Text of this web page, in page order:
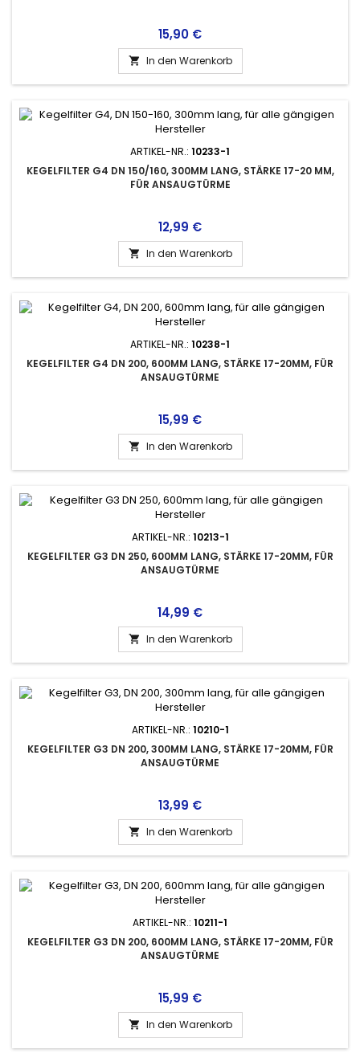
Preis
15,90 €
 In den Warenkorb
ARTIKEL-NR.: 10233-1
KEGELFILTER G4 DN 150/160, 300MM LANG, STÄRKE 17-20 MM,
FÜR ANSAUGTÜRME
Preis
12,99 €
 In den Warenkorb
ARTIKEL-NR.: 10238-1
KEGELFILTER G4 DN 200, 600MM LANG, STÄRKE 17-20MM, FÜR
ANSAUGTÜRME
Preis
15,99 €
 In den Warenkorb
ARTIKEL-NR.: 10213-1
KEGELFILTER G3 DN 250, 600MM LANG, STÄRKE 17-20MM, FÜR
ANSAUGTÜRME
Preis
14,99 €
 In den Warenkorb
ARTIKEL-NR.: 10210-1
KEGELFILTER G3 DN 200, 300MM LANG, STÄRKE 17-20MM, FÜR
ANSAUGTÜRME
Preis
13,99 €
 In den Warenkorb
ARTIKEL-NR.: 10211-1
KEGELFILTER G3 DN 200, 600MM LANG, STÄRKE 17-20MM, FÜR
ANSAUGTÜRME
Preis
15,99 €
 In den Warenkorb